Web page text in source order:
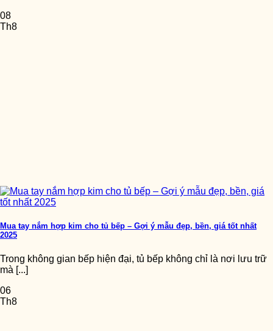
08
Th8
Mua tay nắm hợp kim cho tủ bếp – Gợi ý mẫu đẹp, bền, giá tốt nhất
2025
Trong không gian bếp hiện đại, tủ bếp không chỉ là nơi lưu trữ
mà [...]
06
Th8